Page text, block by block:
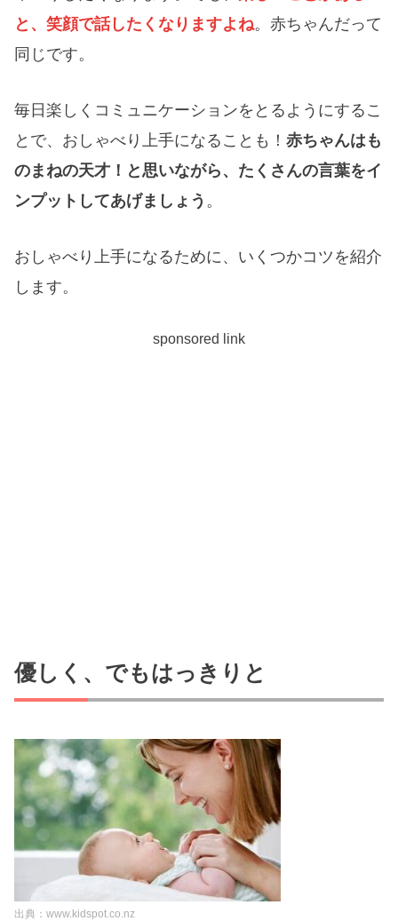
と、笑顔で話したくなりますよね。赤ちゃんだって
同じです。
毎日楽しくコミュニケーションをとるようにするこ
とで、おしゃべり上手になることも！赤ちゃんはも
のまねの天才！と思いながら、たくさんの言葉をイ
ンプットしてあげましょう 。
おしゃべり上手になるために、いくつかコツを紹介
します。
sponsored link
優しく、でもはっきりと
出典：www.kidspot.co.nz